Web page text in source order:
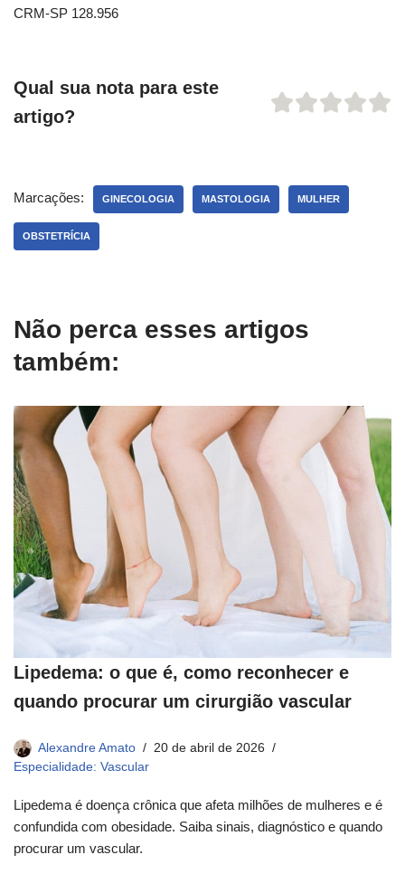
CRM-SP 128.956
Qual sua nota para este
artigo?
Marcações: GINECOLOGIA MASTOLOGIA MULHER
OBSTETRÍCIA
Não perca esses artigos
também:
Lipedema: o que é, como reconhecer e
quando procurar um cirurgião vascular
Alexandre Amato
20 de abril de 2026
Especialidade: Vascular
Lipedema é doença crônica que afeta milhões de mulheres e é
confundida com obesidade. Saiba sinais, diagnóstico e quando
procurar um vascular.